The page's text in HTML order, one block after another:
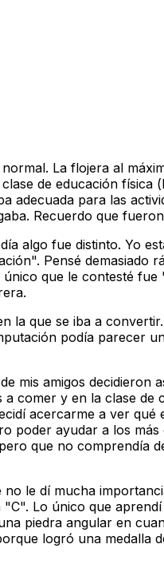
La flojera al
de educación
para las
Recuerdo que
algo fue distinto. Yo
Pensé
que le contesté
que se iba a
podía parecer
mis amigos decidieron
comer y en la clase
acercarme a ver
ayudar a los
que no comprendía
le dí mucha
Lo único que
piedra angular en
logró una